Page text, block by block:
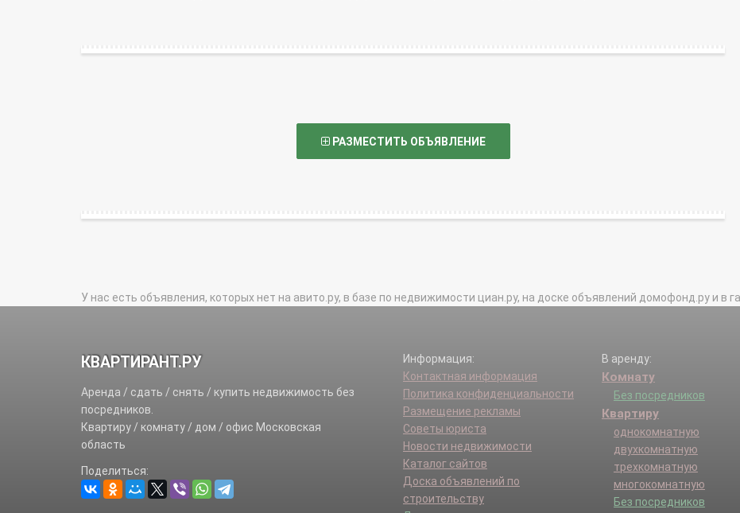
РАЗМЕСТИТЬ ОБЪЯВЛЕНИЕ
У нас есть объявления, которых нет на авито.ру, в базе по недвижимости циан.ру, на доске объявлений домофонд.ру и в
КВАРТИРАНТ.РУ
Аренда / сдать / снять / купить недвижимость без
посредников.
Квартиру / комнату / дом / офис Московская
область
Поделиться:
Информация:
Контактная информация
Политика конфиденциальности
Размещение рекламы
Советы юриста
Новости недвижимости
Каталог сайтов
Доска объявлений по
строительству
В аренду:
Комнату
Без посредников
Квартиру
однокомнатную
двухкомнатную
трехкомнатную
многокомнатную
Без посредников